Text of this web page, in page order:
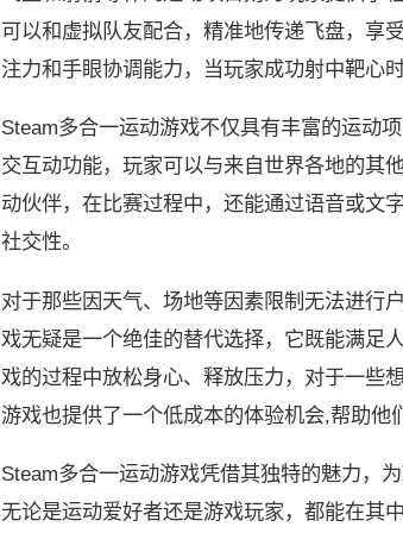
可以和虚拟队友配合，精准地传递飞盘，享
注力和手眼协调能力，当玩家成功射中靶心
Steam多合一运动游戏不仅具有丰富的运动
交互动功能，玩家可以与来自世界各地的其
动伙伴，在比赛过程中，还能通过语音或文
社交性。
对于那些因天气、场地等因素限制无法进行
戏无疑是一个绝佳的替代选择，它既能满足
戏的过程中放松身心、释放压力，对于一些
游戏也提供了一个低成本的体验机会,帮助他
Steam多合一运动游戏凭借其独特的魅力，
无论是运动爱好者还是游戏玩家，都能在其